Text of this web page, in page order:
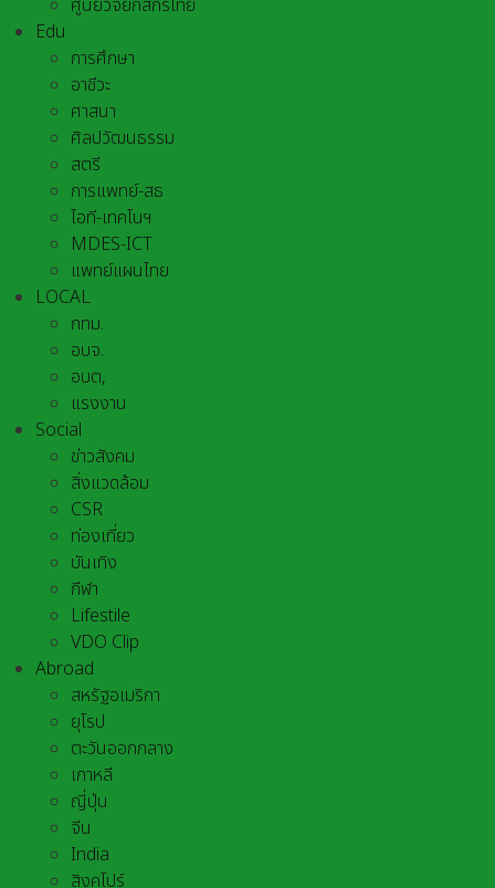
ศูนย์วิจัยกสิกรไทย
Edu
การศึกษา
อาชีวะ
ศาสนา
ศิลปวัฒนธรรม
สตรี
การแพทย์-สธ
ไอที-เทคโนฯ
MDES-ICT
แพทย์แผนไทย
LOCAL
กทม.
อบจ.
อบต,
แรงงาน
Social
ข่าวสังคม
สิ่งแวดล้อม
CSR
ท่องเที่ยว
บันเทิง
กีฬา
Lifestile
VDO Clip
Abroad
สหรัฐอเมริกา
ยุโรป
ตะวันออกกลาง
เกาหลี
ญี่ปุ่น
จีน
India
สิงคโปร์